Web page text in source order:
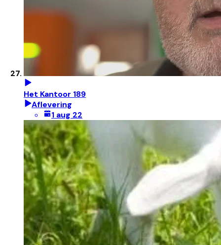
Het Kantoor 189
Aflevering
1 aug 22